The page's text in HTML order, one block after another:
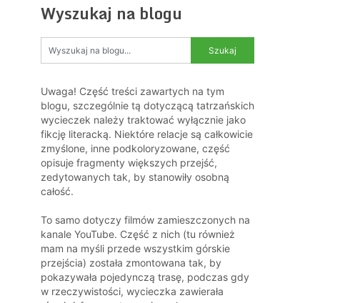
Wyszukaj na blogu
Uwaga! Część treści zawartych na tym
blogu, szczególnie tą dotyczącą tatrzańskich
wycieczek należy traktować wyłącznie jako
fikcję literacką. Niektóre relacje są całkowicie
zmyślone, inne podkoloryzowane, część
opisuje fragmenty większych przejść,
zedytowanych tak, by stanowiły osobną
całość.
To samo dotyczy filmów zamieszczonych na
kanale YouTube. Część z nich (tu również
mam na myśli przede wszystkim górskie
przejścia) została zmontowana tak, by
pokazywała pojedynczą trasę, podczas gdy
w rzeczywistości, wycieczka zawierała